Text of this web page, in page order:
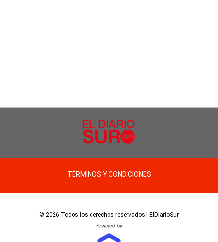
TÉRMINOS Y CONDICIONES
© 2026 Todos los derechos reservados | ElDiarioSur